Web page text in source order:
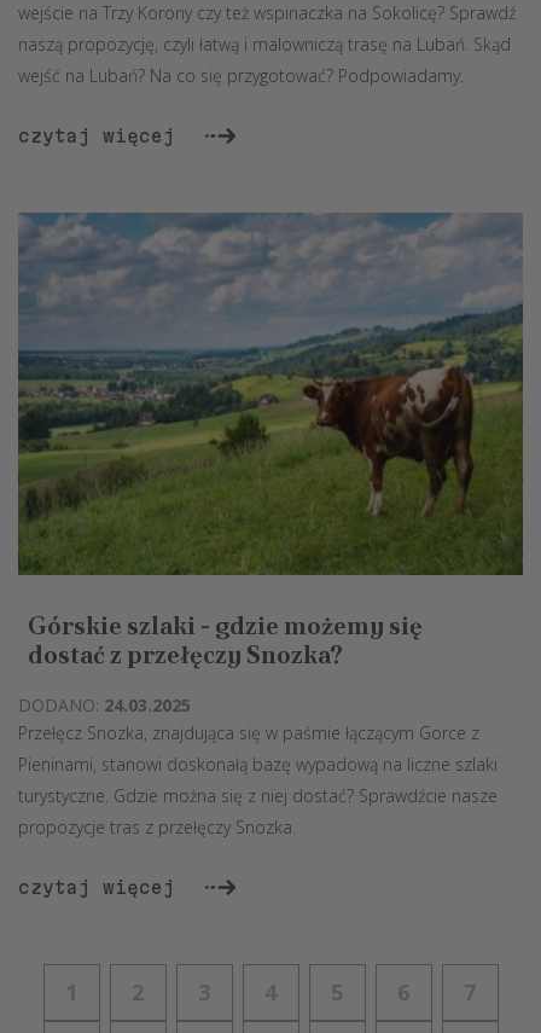
wejście na Trzy Korony czy też wspinaczka na Sokolicę? Sprawdź
naszą propozycję, czyli łatwą i malowniczą trasę na Lubań. Skąd
wejść na Lubań? Na co się przygotować? Podpowiadamy.
czytaj więcej
Górskie szlaki - gdzie możemy się
dostać z przełęczy Snozka?
DODANO: 24.03.2025
Przełęcz Snozka, znajdująca się w paśmie łączącym Gorce z
Pieninami, stanowi doskonałą bazę wypadową na liczne szlaki
turystyczne. Gdzie można się z niej dostać? Sprawdźcie nasze
propozycje tras z przełęczy Snozka.
czytaj więcej
1 2 3 4 5 6
7